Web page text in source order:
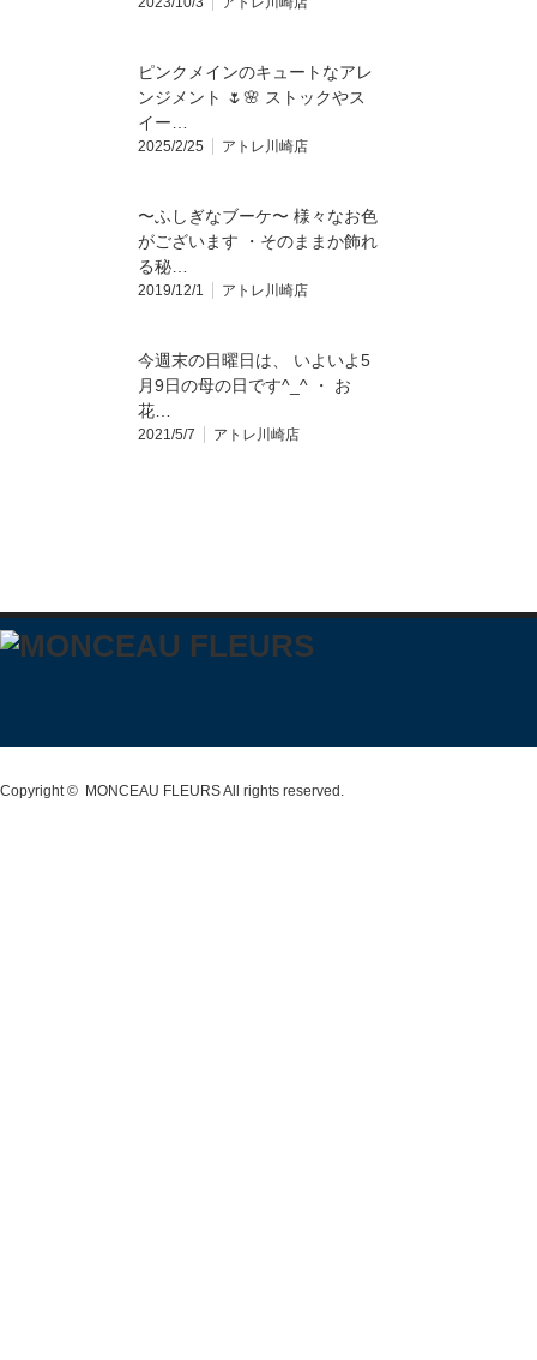
ピンクメインのキュートなアレ
ンジメント 🌷🌸 ストックやス
イー…
2025/2/25 アトレ川崎店
〜ふしぎなブーケ〜 様々なお色
がございます ・そのままか飾れ
る秘…
2019/12/1 アトレ川崎店
今週末の日曜日は、 いよいよ5
月9日の母の日です^_^ ・ お
花…
2021/5/7 アトレ川崎店
Copyright © MONCEAU FLEURSAll rights reserved.